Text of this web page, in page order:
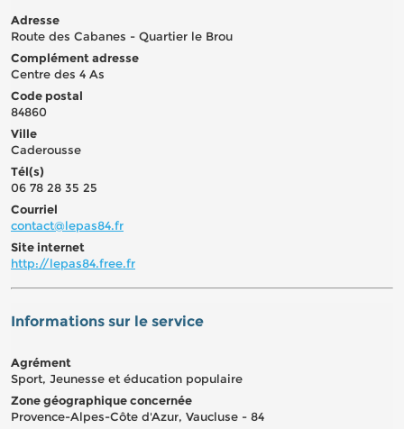
Adresse
Route des Cabanes - Quartier le Brou
Complément adresse
Centre des 4 As
Code postal
84860
Ville
Caderousse
Tél(s)
06 78 28 35 25
Courriel
contact@lepas84.fr
Site internet
http://lepas84.free.fr
Informations sur le service
Agrément
Sport, Jeunesse et éducation populaire
Zone géographique concernée
Provence-Alpes-Côte d'Azur, Vaucluse - 84